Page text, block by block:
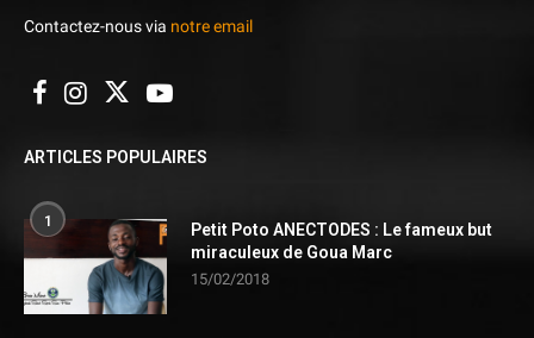
Contactez-nous via notre email
ARTICLES POPULAIRES
1
Petit Poto ANECTODES : Le fameux but
miraculeux de Goua Marc
15/02/2018